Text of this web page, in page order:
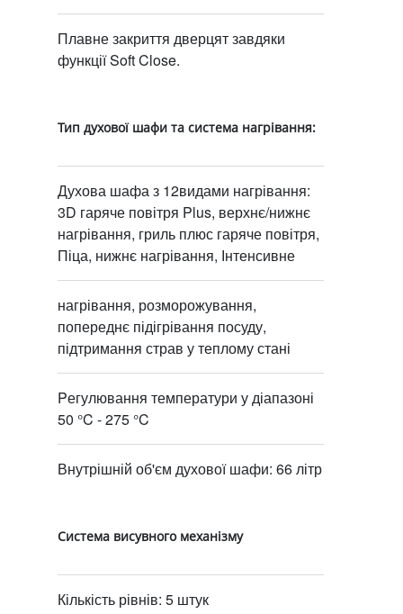
Плавне закриття дверцят завдяки
функції Soft Close.
Тип духової шафи та система нагрівання:
Духова шафа з 12видами нагрівання:
3D гаряче повітря Plus, верхнє/нижнє
нагрівання, гриль плюс гаряче повітря,
Піца, нижнє нагрівання, Інтенсивне
нагрівання, розморожування,
попереднє підігрівання посуду,
підтримання страв у теплому стані
Pегулювання температури у діапазоні
50 °C - 275 °C
Внутрішній об'єм духової шафи: 66 літр
Система висувного механізму
Кількість рівнів: 5 штук